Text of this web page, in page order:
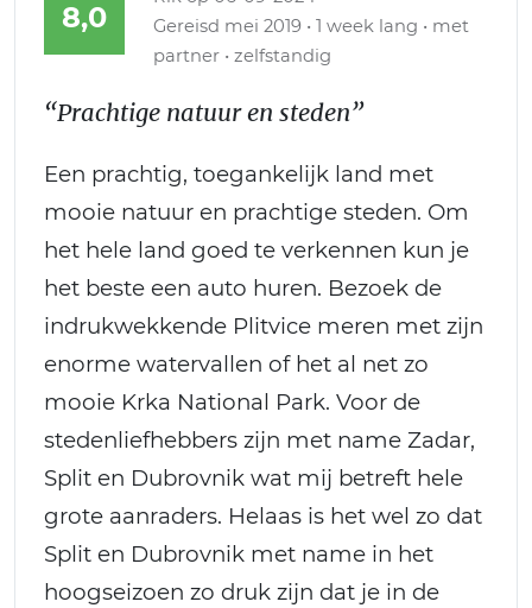
8,0
Gereisd mei 2019 • 1 week lang • met
partner • zelfstandig
“Prachtige natuur en steden”
Een prachtig, toegankelijk land met
mooie natuur en prachtige steden. Om
het hele land goed te verkennen kun je
het beste een auto huren. Bezoek de
indrukwekkende Plitvice meren met zijn
enorme watervallen of het al net zo
mooie Krka National Park. Voor de
stedenliefhebbers zijn met name Zadar,
Split en Dubrovnik wat mij betreft hele
grote aanraders. Helaas is het wel zo dat
Split en Dubrovnik met name in het
hoogseizoen zo druk zijn dat je in de